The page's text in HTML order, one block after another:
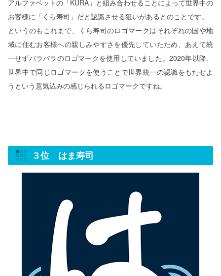
アルファベットの「KURA」と組み合わせることによって世界中の
お客様に「くら寿司」だと認識させる狙いがあるとのことです。
というのもこれまで、くら寿司のロゴマークはそれぞれの国や地
域に住むお客様への親しみやすさを優先していたため、あえて統
一せずバラバラのロゴマークを使用していました。2020年以降、
世界中で同じロゴマークを使うことで世界統一の認識をもたせよ
うという意気込みの感じられるロゴマークですね。
３位 はま寿司